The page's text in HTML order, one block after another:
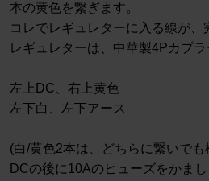
本の黄色を繋ぎます。
コレでレギュレターに入る線が、
レギュレターは、中華製4Pカプラ
左上DC、右上黄色
左下白、左下アース
(白/黄色2本は、どちらに繋いでも
DCの後に10Aのヒューズをかまし